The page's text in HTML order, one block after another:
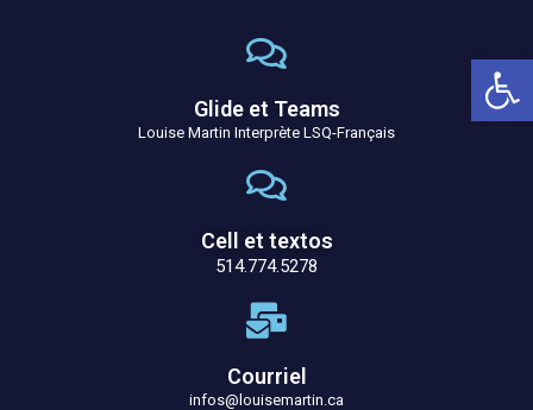
Glide et Teams
Louise Martin Interprète LSQ-Français
Cell et textos
514.774.5278
Courriel
infos@louisemartin.ca